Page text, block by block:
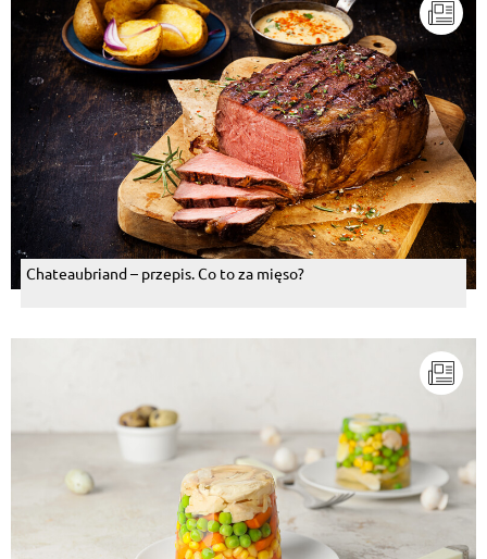
Chateaubriand – przepis. Co to za mięso?